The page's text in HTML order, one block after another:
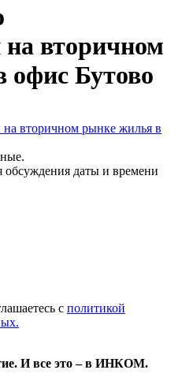
вторичном
Бутово
вторичном рынке жилья в
обсуждения даты и времени
с политикой
И все это – в ИНКОМ.